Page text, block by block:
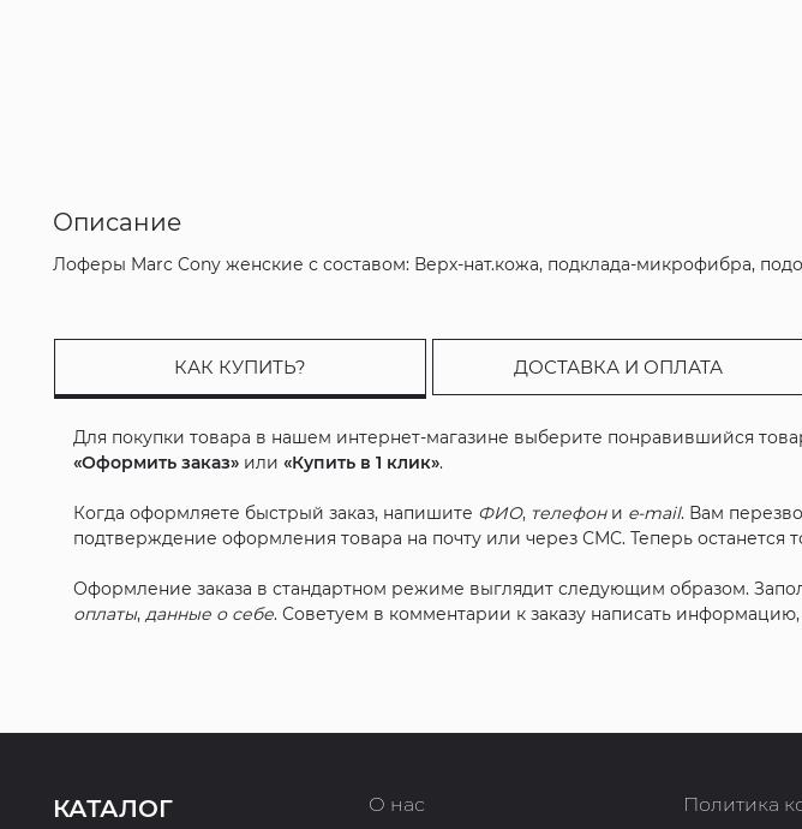
Описание
Лоферы Marc Cony женские с составом: Верх-нат.кожа, подклада-микрофибра,
КАК КУПИТЬ? ДОСТАВКА И ОПЛАТА
Для покупки товара в нашем интернет-магазине выберите понравившийся
«Оформить заказ» или«Купить в 1 клик».
Когда оформляете быстрый заказ, напишите ФИО, телефони e-mail. Вам
подтверждение оформления товара на почту или через СМС. Теперь останется
Оформление заказа в стандартном режиме выглядит следующим образом.
оплаты,данные о себе. Советуем в комментарии к заказу написать
КАТАЛОГ
О нас
Политика